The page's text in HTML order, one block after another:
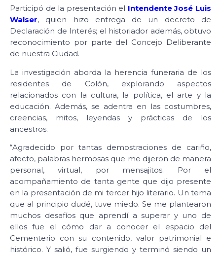
Participó de la presentación el Intendente José Luis
Walser, quien hizo entrega de un decreto de
Declaración de Interés; el historiador además, obtuvo
reconocimiento por parte del Concejo Deliberante
de nuestra Ciudad.
La investigación aborda la herencia funeraria de los
residentes de Colón, explorando aspectos
relacionados con la cultura, la política, el arte y la
educación. Además, se adentra en las costumbres,
creencias, mitos, leyendas y prácticas de los
ancestros.
“Agradecido por tantas demostraciones de cariño,
afecto, palabras hermosas que me dijeron de manera
personal, virtual, por mensajitos. Por el
acompañamiento de tanta gente que dijo presente
en la presentación de mi tercer hijo literario. Un tema
que al principio dudé, tuve miedo. Se me plantearon
muchos desafíos que aprendí a superar y uno de
ellos fue el cómo dar a conocer el espacio del
Cementerio con su contenido, valor patrimonial e
histórico. Y salió, fue surgiendo y terminó siendo un